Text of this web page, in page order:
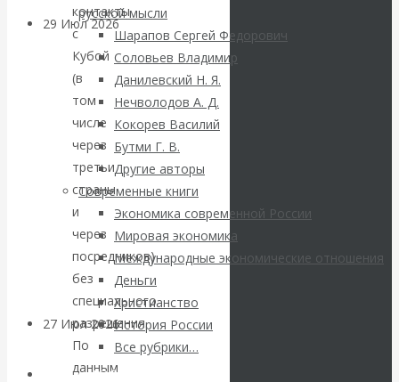
русской мысли
Шарапов Сергей Федорович
Соловьев Владимир
Данилевский Н. Я.
Нечволодов А. Д.
Кокорев Василий
Бутми Г. В.
Другие авторы
Современные книги
Экономика современной России
Мировая экономика
Международные экономические отношения
Деньги
Христианство
История России
Все рубрики…
Авторы РЭОШ
29 Июл 2026Мировая
финансовая олигархия
Валентин
Катасонов.
«Мировые
ростовщики»:
вчера и сегодня
27 Июл 2026Мировая
валютная система
контакты
с
Кубой
(в
том
числе
через
третьи
страны
и
через
посредников)
без
специального
разрешения.
По
данным